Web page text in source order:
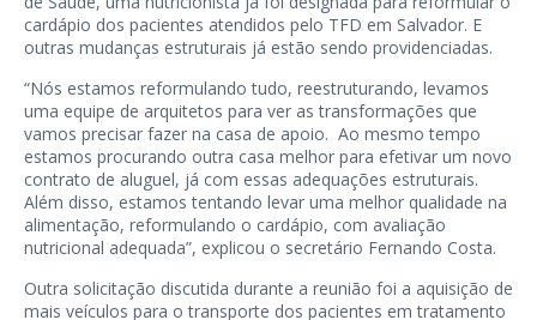
cardápio dos pacientes atendidos pelo TFD em Salvador. E
outras mudanças estruturais já estão sendo providenciadas.
“Nós estamos reformulando tudo, reestruturando, levamos
uma equipe de arquitetos para ver as transformações que
vamos precisar fazer na casa de apoio. Ao mesmo tempo
estamos procurando outra casa melhor para efetivar um novo
contrato de aluguel, já com essas adequações estruturais.
Além disso, estamos tentando levar uma melhor qualidade na
alimentação, reformulando o cardápio, com avaliação
nutricional adequada”, explicou o secretário Fernando Costa.
Outra solicitação discutida durante a reunião foi a aquisição de
mais veículos para o transporte dos pacientes em tratamento